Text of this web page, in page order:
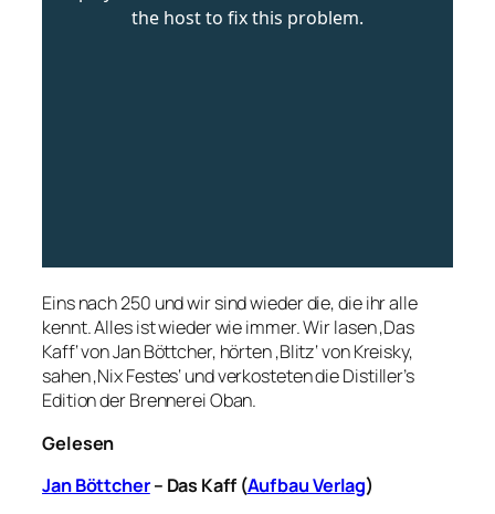
Eins nach 250 und wir sind wieder die, die ihr alle
kennt. Alles ist wieder wie immer. Wir lasen ‚Das
Kaff‘ von Jan Böttcher, hörten ‚Blitz‘ von Kreisky,
sahen ‚Nix Festes‘ und verkosteten die Distiller’s
Edition der Brennerei Oban.
Gelesen
Jan Böttcher– Das Kaff (Aufbau Verlag)